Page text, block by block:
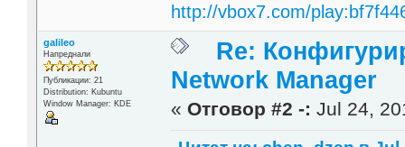
http://vbox7.com/
galileo
Напреднали
Публикации: 21
Distribution: Kubuntu
Window Manager: KDE
Re:
Network Manager
« Отговор #2 -: Jul 24,